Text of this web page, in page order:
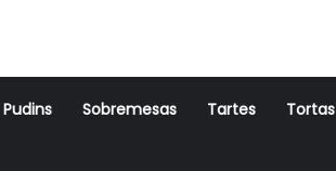
Pudins Sobremesas Tartes Tortas